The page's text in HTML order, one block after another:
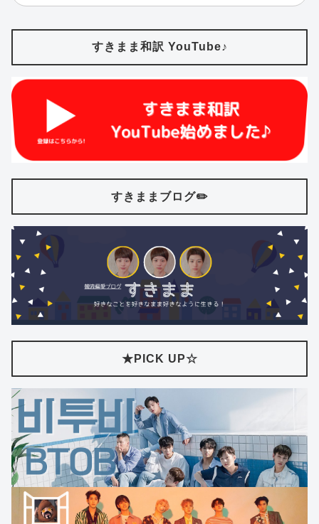
すきまま和訳 YouTube♪
すきままブログ✏️
★PICK UP☆